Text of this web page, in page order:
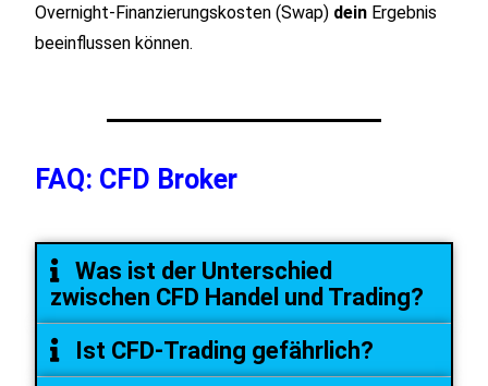
Overnight‑Finanzierungskosten (Swap) dein Ergebnis
beeinflussen können.
FAQ: CFD Broker
Was ist der Unterschied
zwischen CFD Handel und Trading?
Ist CFD-Trading gefährlich?